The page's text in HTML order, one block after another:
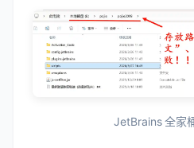
JetBrains 全家